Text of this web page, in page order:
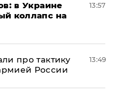
в Украине
коллапс на
13:57
про тактику
России
13:49